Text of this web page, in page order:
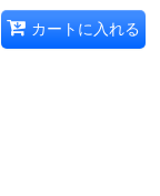
カートに入れる